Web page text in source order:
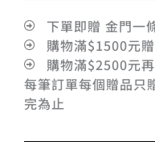
下單即贈 金門一
購物滿$1500元
購物滿$2500元
每筆訂單每個贈品只
完為止